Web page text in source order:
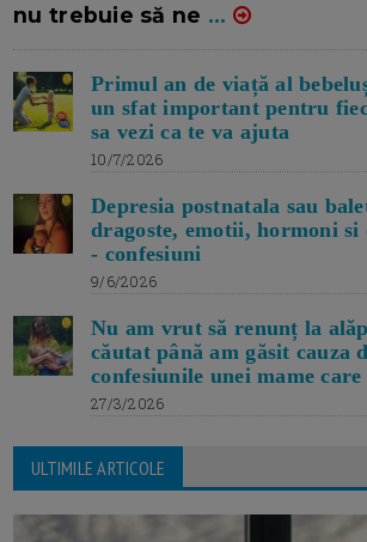
nu trebuie să ne ...
Primul an de viață al
un sfat important pentru
sa vezi ca te va ajuta
10/7/2026
Depresia postnatala sau
dragoste, emotii, hormoni si
- confesiuni
9/6/2026
Nu am vrut să renunț la
căutat până am găsit cauza
confesiunile unei mame care
27/3/2026
ULTIMILE ARTICOLE